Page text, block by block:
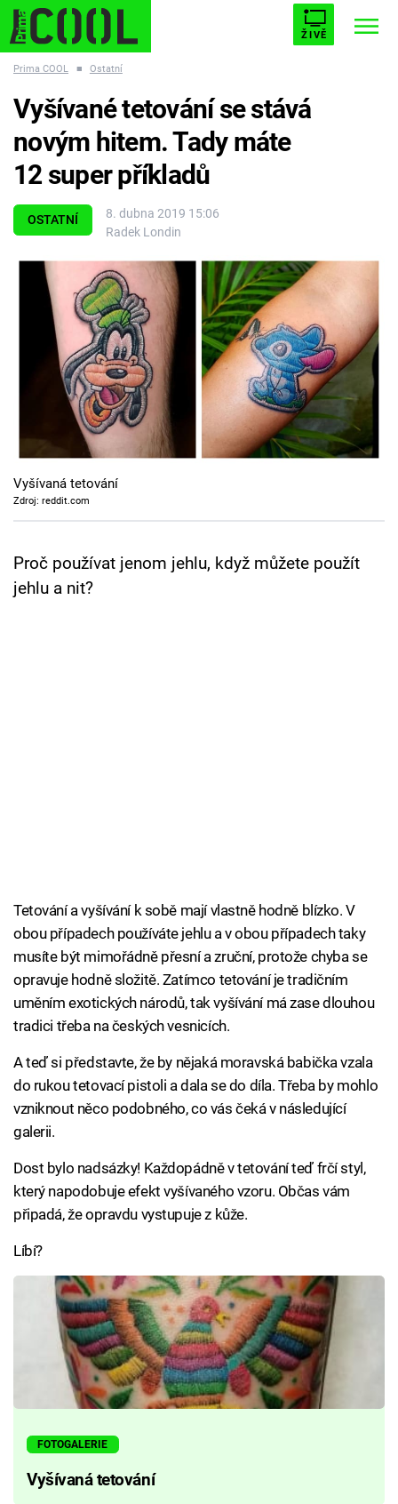
ŽIVĚ
ESCAPE PLNEJ KOTEL AVENGERS 5
Témata
Filmy
Seriály
Cool Esport
Pořady
TV Program
Prima COOL ■ Ostatní
OSTATNÍ
8. dubna 2019 15:06
Radek Londin
Vyšívané tetování se stává
novým hitem. Tady máte
12 super příkladů
Vyšívaná tetování
Zdroj: reddit.com
Proč používat jenom jehlu, když můžete použít
jehlu a nit?
Tetování a vyšívání k sobě mají vlastně hodně blízko. V
obou případech používáte jehlu a v obou případech taky
musíte být mimořádně přesní a zruční, protože chyba se
opravuje hodně složitě. Zatímco tetování je tradičním
uměním exotických národů, tak vyšívání má zase dlouhou
tradici třeba na českých vesnicích.
A teď si představte, že by nějaká moravská babička vzala
do rukou tetovací pistoli a dala se do díla. Třeba by mohlo
vzniknout něco podobného, co vás čeká v následující
galerii.
Dost bylo nadsázky! Každopádně v tetování teď frčí styl,
který napodobuje efekt vyšívaného vzoru. Občas vám
připadá, že opravdu vystupuje z kůže.
Líbí?
FOTOGALERIE
Vyšívaná tetování